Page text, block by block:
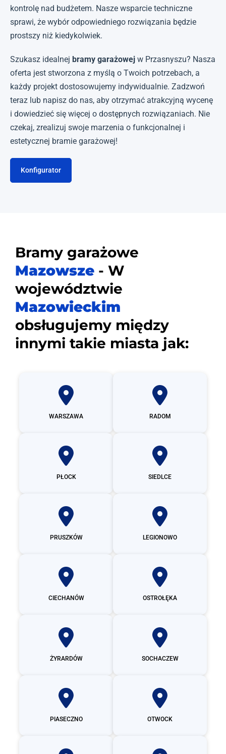
kontrolę nad budżetem. Nasze wsparcie techniczne
sprawi, że wybór odpowiedniego rozwiązania będzie
prostszy niż kiedykolwiek.
Szukasz idealnej bramy garażowej w Przasnyszu? Nasza
oferta jest stworzona z myślą o Twoich potrzebach, a
każdy projekt dostosowujemy indywidualnie. Zadzwoń
teraz lub napisz do nas, aby otrzymać atrakcyjną wycenę
i dowiedzieć się więcej o dostępnych rozwiązaniach. Nie
czekaj, zrealizuj swoje marzenia o funkcjonalnej i
estetycznej bramie garażowej!
Konfigurator
Bramy garażowe
Mazowsze - W
województwie
Mazowieckim
obsługujemy między
innymi takie miasta jak:
WARSZAWA RADOM
PŁOCK SIEDLCE
PRUSZKÓW LEGIONOWO
CIECHANÓW OSTROŁĘKA
ŻYRARDÓW SOCHACZEW
PIASECZNO OTWOCK